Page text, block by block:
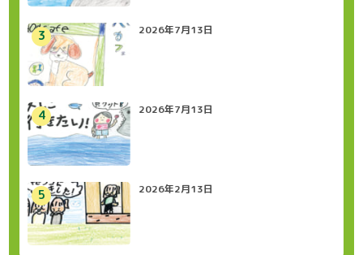
2026年7月13日
2026年7月13日
2026年2月13日